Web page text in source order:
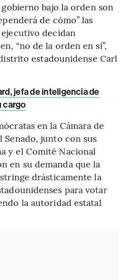
gobierno bajo la orden son
de cómo” las
decidan
“no de la orden en sí”,
estadounidense Carl
jefa de inteligencia de
cargo
en la Cámara de
Senado, junto con sus
y el Comité Nacional
en su demanda que la
drásticamente la
para votar
la autoridad estatal